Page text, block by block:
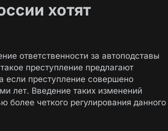
хотят
ответственности за автоподставы
преступление предлагают
если преступление совершено
лет. Введение таких изменений
более четкого регулирования данного